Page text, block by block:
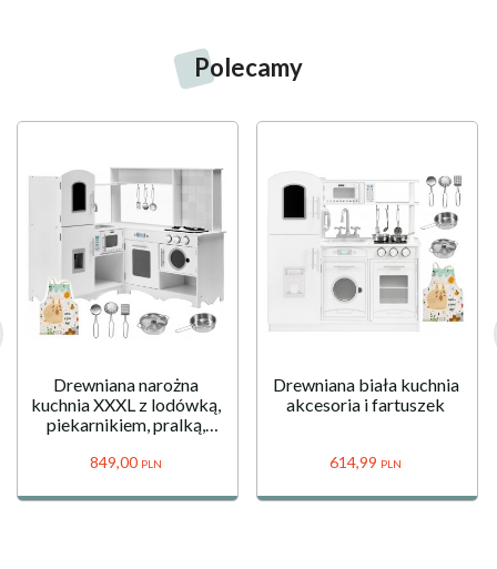
Polecamy
Drewniana narożna
kuchnia XXXL z lodówką,
piekarnikiem, pralką,
849,00 PLN
Drewniana biała kuchnia
akcesoria i fartuszek
614,99 PLN